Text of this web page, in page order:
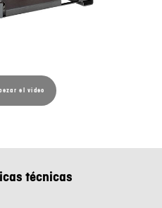
el video
técnicas